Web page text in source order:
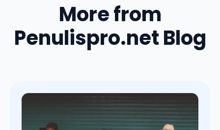
More from
Penulispro.net Blog